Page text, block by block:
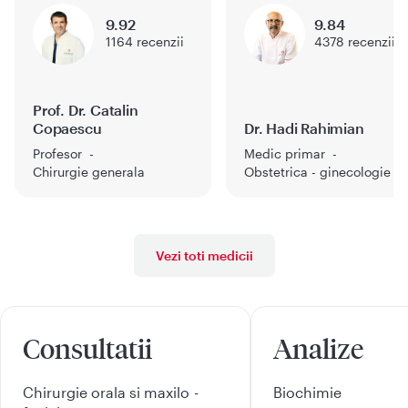
Prof. Dr. Catalin
Copaescu
Profesor
Chirurgie generala
9.92
1164 recenzii
Dr. Hadi Rahimian
Medic primar
Obstetrica - ginecologie
9.84
4378 recenzii
Vezi toti medicii
Consultatii
Chirurgie orala si maxilo -
Analize
Biochimie